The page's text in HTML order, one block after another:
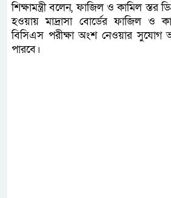
শিক্ষামন্ত্রী বলেন, ফাজিল ও কামিল স্তর
হওয়ায় মাদ্রাসা বোর্ডের ফাজিল ও
বিসিএস পরীক্ষা অংশ নেওয়ার সুযোগ
পারবে।